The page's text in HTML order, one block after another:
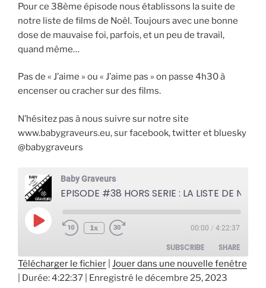
Pour ce 38ème épisode nous établissons la suite de
notre liste de films de Noël. Toujours avec une bonne
dose de mauvaise foi, parfois, et un peu de travail,
quand même…
Pas de « J’aime » ou « J’aime pas » on passe 4h30 à
encenser ou cracher sur des films.
N’hésitez pas à nous suivre sur notre site
www.babygraveurs.eu, sur facebook, twitter et bluesky
@babygraveurs
Baby Graveurs
Play
Episode
1x 00:00 / 4:22:37
SUBSCRIBE SHARE
SHARE
Télécharger le fichier Jouer dans une nouvelle fenêtre
Durée: 4:22:37 Enregistré le décembre 25, 2023